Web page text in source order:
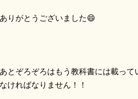
がとうございました😄
ぞろぞろはもう教科書には載って
ければなりません！！